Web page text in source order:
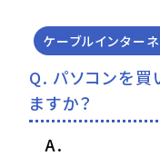
ケーブルインターネ
パソコンを買
ますか？